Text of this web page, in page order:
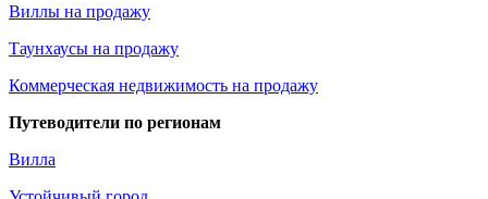
Виллы на продажу
Таунхаусы на продажу
Коммерческая недвижимость на продажу
Путеводители по регионам
Вилла